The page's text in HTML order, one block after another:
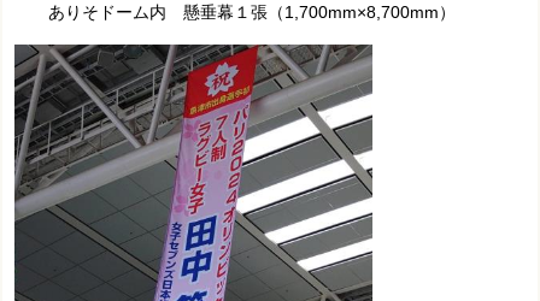
ありそドーム内 懸垂幕１張（1,700mm×8,700mm）